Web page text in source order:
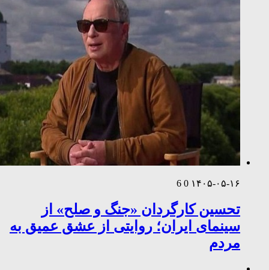
۱۴۰۵-۰۵-۱۶ 0
6
تحسین کارگردان «جنگ و صلح» از
سینمای ایران؛ روایتی از عشق عمیق به
مردم